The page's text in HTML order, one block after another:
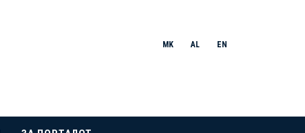
MK AL EN